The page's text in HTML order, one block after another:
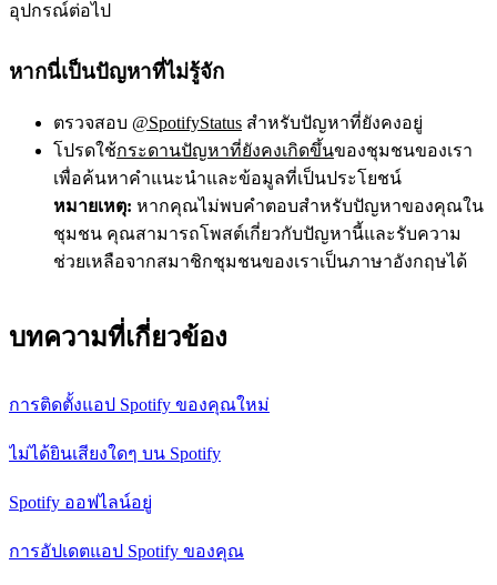
อุปกรณ์ต่อไป
หากนี่เป็นปัญหาที่ไม่รู้จัก
ตรวจสอบ @SpotifyStatus สำหรับปัญหาที่ยังคงอยู่
โปรดใช้กระดานปัญหาที่ยังคงเกิดขึ้นของชุมชนของเรา
เพื่อค้นหาคำแนะนำและข้อมูลที่เป็นประโยชน์
หมายเหตุ: หากคุณไม่พบคำตอบสำหรับปัญหาของคุณใน
ชุมชน คุณสามารถโพสต์เกี่ยวกับปัญหานี้และรับความ
ช่วยเหลือจากสมาชิกชุมชนของเราเป็นภาษาอังกฤษได้
บทความที่เกี่ยวข้อง
การติดตั้งแอป Spotify ของคุณใหม่
ไม่ได้ยินเสียงใดๆ บน Spotify
Spotify ออฟไลน์อยู่
การอัปเดตแอป Spotify ของคุณ